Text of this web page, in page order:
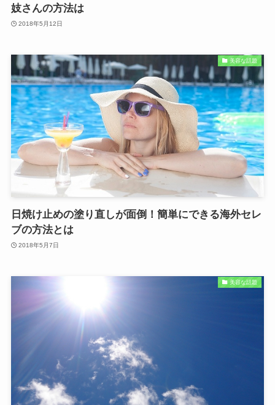
妓さんの方法は
2018年5月12日
美容な話題
日焼け止めの塗り直しが面倒！簡単にできる海外セレ
ブの方法とは
2018年5月7日
美容な話題